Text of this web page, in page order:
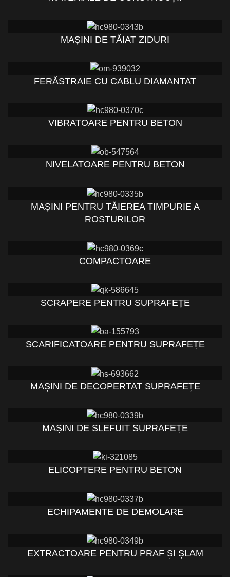
MAȘINI DE TĂIAT ZIDURI
FERĂSTRAIE CU CABLU DIAMANTAT
VIBRATOARE PENTRU BETON
NIVELATOARE PENTRU BETON
MAȘINI PENTRU TĂIEREA TIMPURIE A
ROSTURILOR
COMPACTOARE
SCRAPERE PENTRU SUPRAFEȚE
SCARIFICATOARE PENTRU SUPRAFEȚE
MAȘINI DE DECOPERTAT SUPRAFEȚE
MAȘINI DE ȘLEFUIT SUPRAFEȚE
ELICOPTERE PENTRU BETON
ECHIPAMENTE DE DEMOLARE
EXTRACTOARE PENTRU PRAF ȘI ȘLAM